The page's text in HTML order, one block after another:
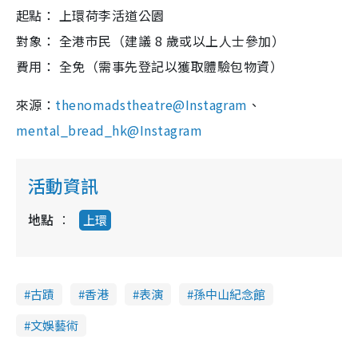
起點： 上環荷李活道公園
對象： 全港市民（建議 8 歲或以上人士參加）
費用： 全免（需事先登記以獲取體驗包物資）
來源： thenomadstheatre@Instagram 、
mental_bread_hk@Instagram
活動資訊
地點 上環
古蹟 香港 表演
孫中山紀念館
文娛藝術